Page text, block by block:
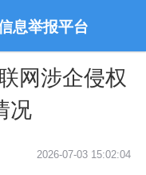
息举报平台
网涉企侵权
况
2026-07-03 15:02:04